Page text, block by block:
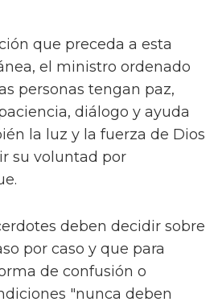
que preceda a esta
el ministro ordenado
personas tengan paz,
diálogo y ayuda
la luz y la fuerza de Dios
su voluntad por
deben decidir sobre
por caso y que para
de confusión o
"nunca deben